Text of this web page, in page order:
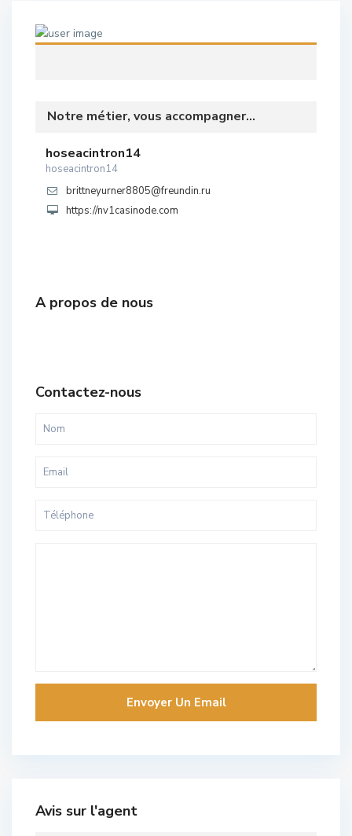
Notre métier, vous accompagner...
hoseacintron14
hoseacintron14
brittneyurner8805@freundin.ru
https://nv1casinode.com
A propos de nous
Contactez-nous
Avis sur l'agent